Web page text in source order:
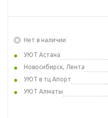
Нет в наличии
УЮТ Астана
Новосибирск, Лента
УЮТ в тц Апорт
УЮТ Алматы